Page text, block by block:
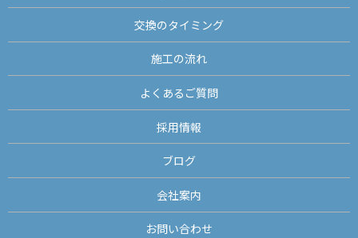
交換のタイミング
施工の流れ
よくあるご質問
採用情報
ブログ
会社案内
お問い合わせ